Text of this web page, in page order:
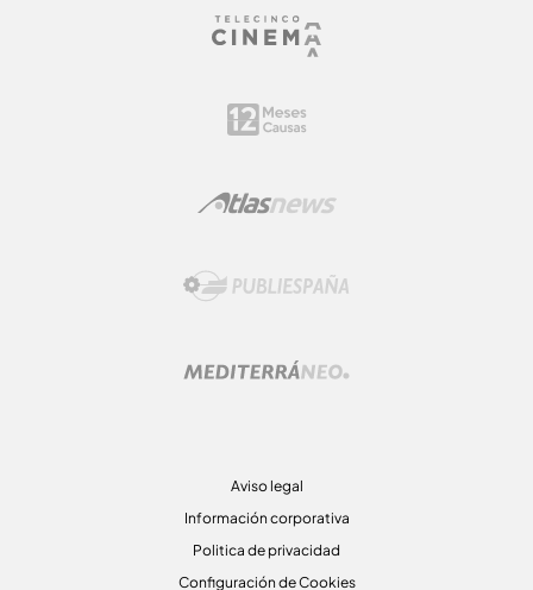
Aviso legal
Información corporativa
Politica de privacidad
Configuración de Cookies